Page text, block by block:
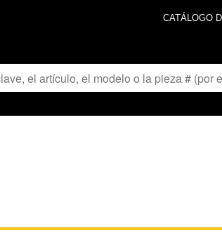
CATÁLOGO